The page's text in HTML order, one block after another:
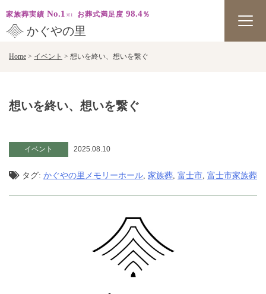
かぐやの里
家族葬実績 No.1 お葬式満足度 98.4％
Home > イベント > 想いを終い、想いを繋ぐ
想いを終い、想いを繋ぐ
イベント 2025.08.10
タグ: かぐやの里メモリーホール, 家族葬, 富士市, 富士市家族葬